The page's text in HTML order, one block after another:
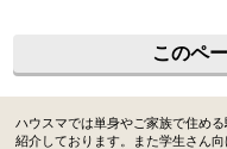
このペ
ハウスマでは単身やご家族で住め
紹介しております。また学生さん